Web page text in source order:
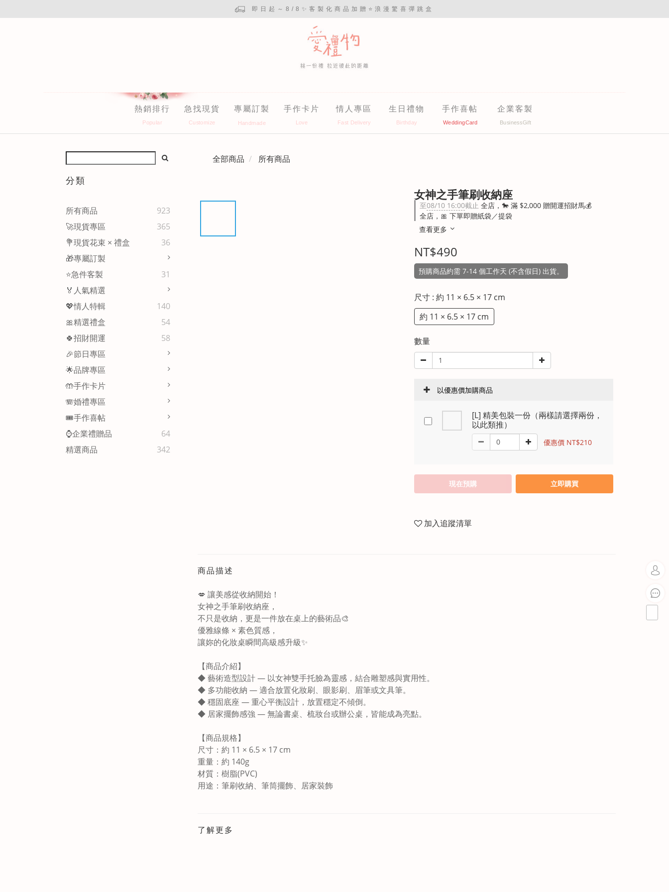
即日起～8/8✨客製化商品加贈⭐浪漫驚喜彈跳盒
熱銷排行 急找現貨 專屬訂製 手作卡片 情人專區 生日禮物 手作喜帖 企業客製
分類
所有商品
923
🚀現貨專區
365
💐現貨花束 × 禮盒
36
🎁專屬訂製
⭐急件客製
31
🏅人氣精選
💖情人特輯
140
🎀精選禮盒
54
🍀招財開運
58
🎉節日專區
🌟品牌專區
🤲手作卡片
🪗婚禮專區
🎟️手作喜帖
⌚企業禮贈品
64
精選商品
342
全部商品 所有商品
女神之手筆刷收納座
至08/10 16:00截止 全店，🐎 滿 $2,000 贈開運招財馬💰
全店，🎀 下單即贈紙袋／提袋
查看更多
NT$490
預購商品約需 7-14 個工作天 (不含假日) 出貨。
尺寸 : 約 11 × 6.5 × 17 cm
約 11 × 6.5 × 17 cm
數量
以優惠價加購商品
[L] 精美包裝一份（兩樣請選擇兩份，
以此類推）
優惠價 NT$210
現在預購 立即購買
加入追蹤清單
商品描述
💋 讓美感從收納開始！
女神之手筆刷收納座，
不只是收納，更是一件放在桌上的藝術品🎨
優雅線條 × 素色質感，
讓妳的化妝桌瞬間高級感升級✨
【商品介紹】
◆ 藝術造型設計 — 以女神雙手托臉為靈感，結合雕塑感與實用性。
◆ 多功能收納 — 適合放置化妝刷、眼影刷、眉筆或文具筆。
◆ 穩固底座 — 重心平衡設計，放置穩定不傾倒。
◆ 居家擺飾感強 — 無論書桌、梳妝台或辦公桌，皆能成為亮點。
【商品規格】
尺寸：約 11 × 6.5 × 17 cm
重量：約 140g
材質：樹脂(PVC)
用途：筆刷收納、筆筒擺飾、居家裝飾
了解更多